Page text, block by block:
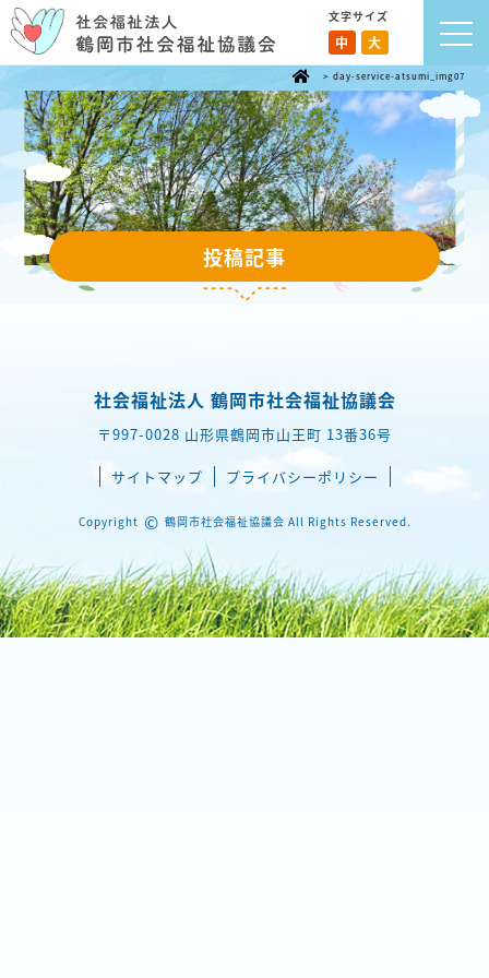
文字サイズ
中 大
> day-service-atsumi_img07
投稿記事
社会福祉法人 鶴岡市社会福祉協議会
〒997-0028 山形県鶴岡市山王町 13番36号
サイトマップ プライバシーポリシー
Copyright © 鶴岡市社会福祉協議会 All Rights Reserved.